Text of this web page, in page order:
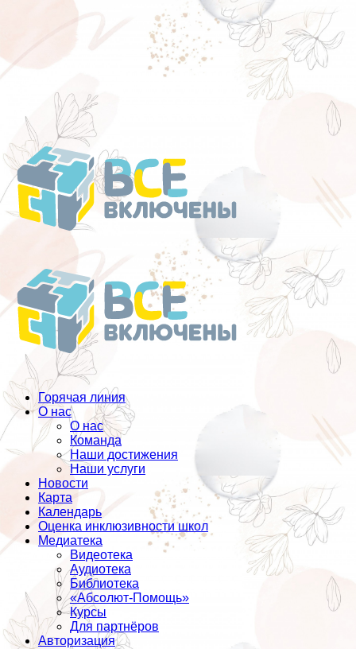
Перейти
к
содержанию
Горячая линия
О нас
О нас
Команда
Наши достижения
Наши услуги
Новости
Карта
Календарь
Оценка инклюзивности школ
Медиатека
Видеотека
Аудиотека
Библиотека
«Абсолют-Помощь»
Курсы
Для партнёров
Авторизация